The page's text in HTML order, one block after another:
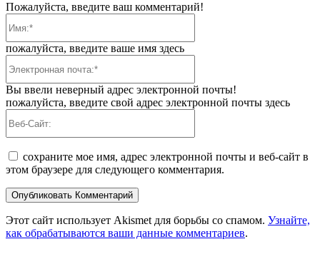
Пожалуйста, введите ваш комментарий!
пожалуйста, введите ваше имя здесь
Вы ввели неверный адрес электронной почты!
пожалуйста, введите свой адрес электронной почты здесь
сохраните мое имя, адрес электронной почты и веб-сайт в
этом браузере для следующего комментария.
Этот сайт использует Akismet для борьбы со спамом. Узнайте,
как обрабатываются ваши данные комментариев.